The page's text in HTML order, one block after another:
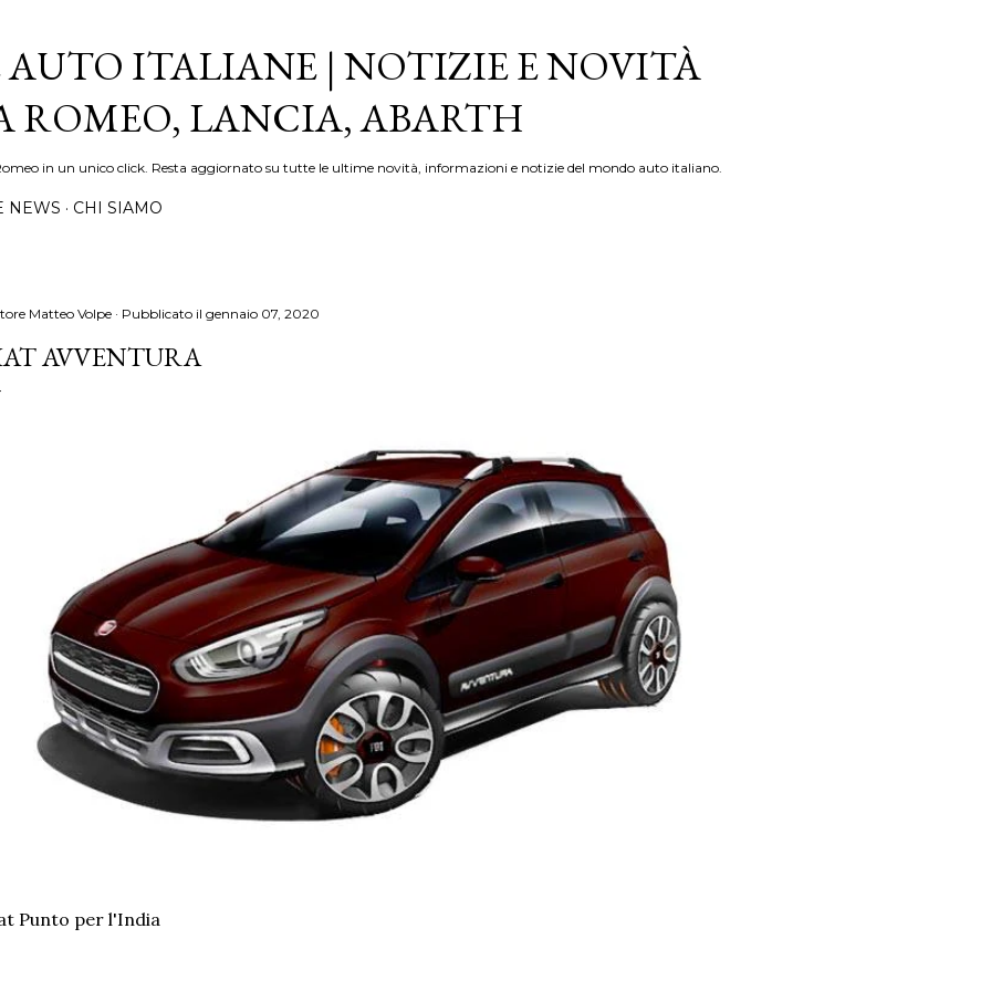
AUTO ITALIANE | NOTIZIE E NOVITÀ
ROMEO, LANCIA, ABARTH
in un unico click. Resta aggiornato su tutte le ultime novità, informazioni e notizie del mondo auto italiano.
NEWS CHI SIAMO
Matteo Volpe Pubblicato il gennaio 07, 2020
AVVENTURA
Punto per l'India